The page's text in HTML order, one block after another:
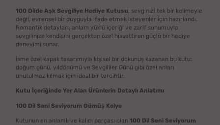
100 Dilde Aşk Sevgiliye Hediye Kutusu , sevginizi tek bir kelimeyle
değil, evrensel bir duyguyla ifade etmek isteyenler için hazırlandı.
Romantik detayları, anlam yüklü içeriği ve zarif sunumuyla
sevgilinize kendisini gerçekten özel hissettiren güçlü bir hediye
deneyimi sunar.
İsme özel kapak tasarımıyla kişisel bir dokunuş kazanan bu kutu;
doğum günü, yıldönümü ve Sevgililer Günü gibi özel anları
unutulmaz kılmak için ideal bir tercihtir.
Kutu İçeriğinde Yer Alan Ürünlerin Detaylı Anlatımı
100 Dil Seni Seviyorum Gümüş Kolye
Kutunun en anlamlı ve kalıcı parçası olan 100 Dil Seni Seviyorum